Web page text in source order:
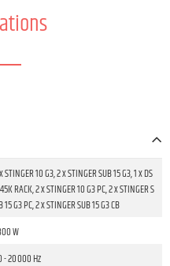
STINGER 10 G3, 2 x STINGER SUB 15 G3, 1 x DS
RACK, 2 x STINGER 10 G3 PC, 2 x STINGER S
15 G3 PC, 2 x STINGER SUB 15 G3 CB
W
- 20 000 Hz